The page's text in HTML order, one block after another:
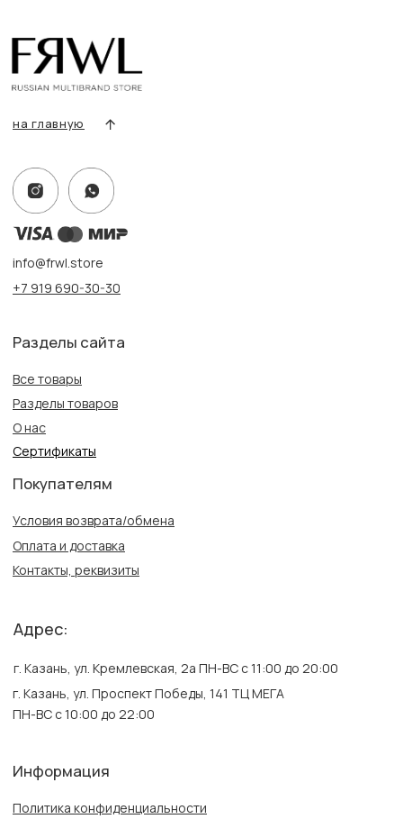
Оплата и доставка
Контакты, реквизиты
Информация
Политика конфиденциальности
Создание сайта
г. Казань, ул. Кремлевская, 2а ПН-ВС с 11:00 до 20:00
ПН-ВС с 10:00 до 22:00